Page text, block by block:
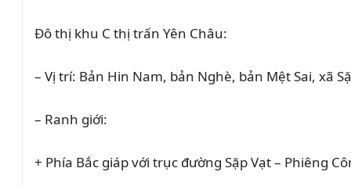
Đô thị khu C thị trấn Yên Châu:
– Vị trí: Bản Hin Nam, bản Nghè, bản Mệt Sai, xã
– Ranh giới:
+ Phía Bắc giáp với trục đường Sặp Vạt – Phiêng